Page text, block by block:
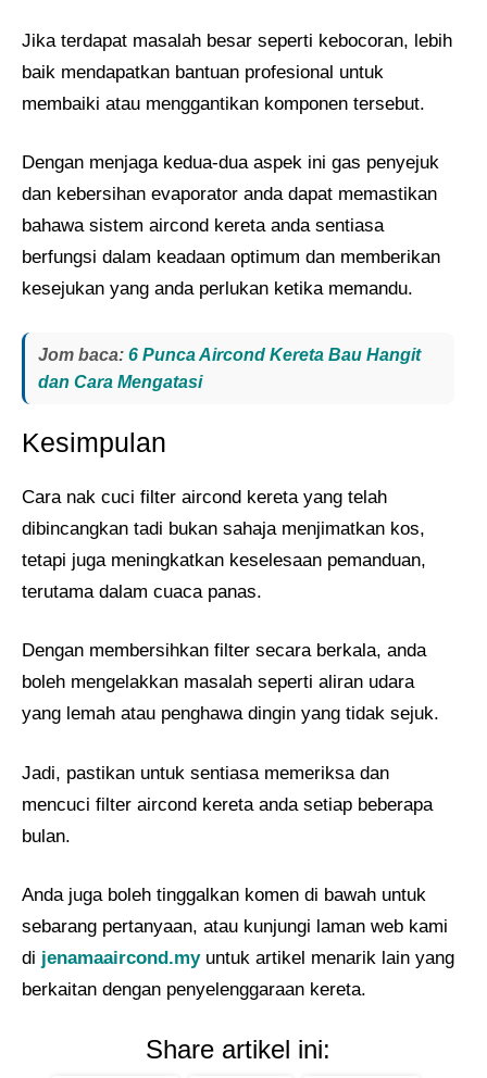
Jika terdapat masalah besar seperti kebocoran, lebih
baik mendapatkan bantuan profesional untuk
membaiki atau menggantikan komponen tersebut.
Dengan menjaga kedua-dua aspek ini gas penyejuk
dan kebersihan evaporator anda dapat memastikan
bahawa sistem aircond kereta anda sentiasa
berfungsi dalam keadaan optimum dan memberikan
kesejukan yang anda perlukan ketika memandu.
Jom baca: 6 Punca Aircond Kereta Bau Hangit
dan Cara Mengatasi
Kesimpulan
Cara nak cuci filter aircond kereta yang telah
dibincangkan tadi bukan sahaja menjimatkan kos,
tetapi juga meningkatkan keselesaan pemanduan,
terutama dalam cuaca panas.
Dengan membersihkan filter secara berkala, anda
boleh mengelakkan masalah seperti aliran udara
yang lemah atau penghawa dingin yang tidak sejuk.
Jadi, pastikan untuk sentiasa memeriksa dan
mencuci filter aircond kereta anda setiap beberapa
bulan.
Anda juga boleh tinggalkan komen di bawah untuk
sebarang pertanyaan, atau kunjungi laman web kami
di jenamaaircond.myuntuk artikel menarik lain yang
berkaitan dengan penyelenggaraan kereta.
Share artikel ini: